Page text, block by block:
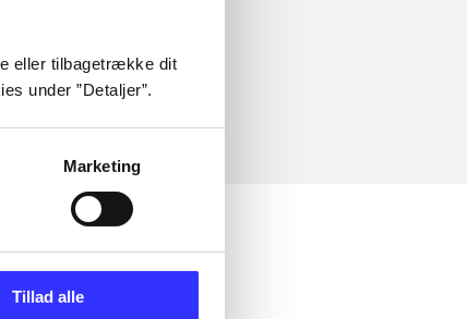
eller tilbagetrække dit
under ”Detaljer”.
Marketing
Tillad alle